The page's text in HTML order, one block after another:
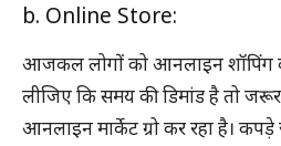
b. Online Store:
आजकल लोगों को आनलाइन शॉपिंग
लीजिए कि समय की डिमांड है तो
आनलाइन मार्केट ग्रो कर रहा है।